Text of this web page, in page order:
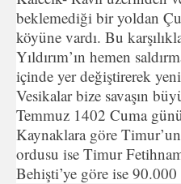
beklemediği bir yoldan
köyüne vardı. Bu
Yıldırım’ın hemen
içinde yer değiştirerek
Vesikalar bize savaşın
Temmuz 1402 Cuma
Kaynaklara göre
ordusu ise Timur
Behişti’ye göre ise